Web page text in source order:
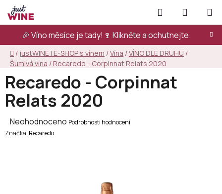
Přejít
na
obsah
🎉 Víno měsíce je tady!🍷 Klikněte a ochutnejte.
Hledat
KOŠÍK
Domů
/ justWINE | E-SHOP s vínem /Vína /VÍNO DLE DRUHU /
Šumivá vína / Recaredo - Corpinnat Relats 2020
Recaredo - Corpinnat
Relats 2020
Průměrné
hodnocení
Neohodnoceno Podrobnosti hodnocení
Značka: Recaredo